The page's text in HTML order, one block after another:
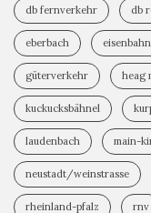
db fernverkehr db
eberbach
güterverkehr heag
kuckucksbähnel
laudenbach main-
neustadt/weinstrasse
rheinland-pfalz rnv